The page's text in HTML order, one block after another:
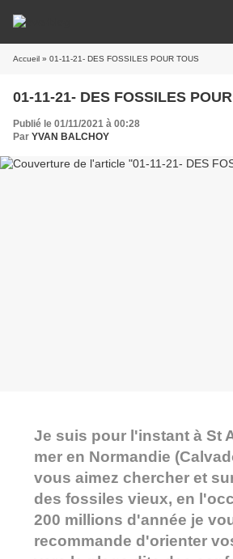
Accueil » 01-11-21- DES FOSSILES POUR TOUS
01-11-21- DES FOSSILES
Publié le 01/11/2021 à 00:28
Par YVAN BALCHOY
Je suis pour l'instant à St
mer en Normandie
vous aimez chercher et
des fossiles vieux, en
200 millions d'année je
recommande d'orienter